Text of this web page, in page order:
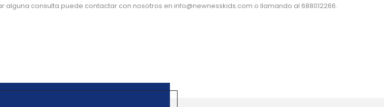
consulta puede contactar con nosotros en info@newnesskids.com o llamando al 688012266.